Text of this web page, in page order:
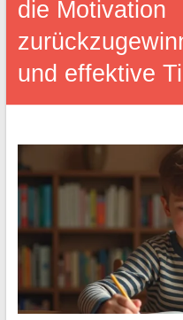
die Motivation
und effektive